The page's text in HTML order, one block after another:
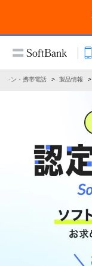
ォン・携帯電話 製品情報